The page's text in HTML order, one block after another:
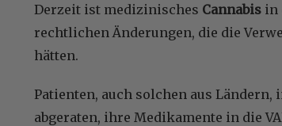
Derzeit ist medizinisches Cannabis in
rechtlichen Änderungen, die die
hätten.
Patienten, auch solchen aus
abgeraten, ihre Medikamente in die